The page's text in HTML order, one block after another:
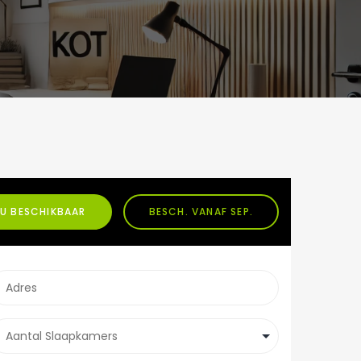
BESCHIKBAAR BESCH. VANAF SEP.